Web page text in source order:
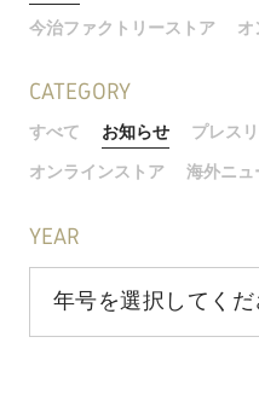
今治ファクトリーストア オ
CATEGORY
すべて お知らせ プレス
オンラインストア 海外ニュ
YEAR